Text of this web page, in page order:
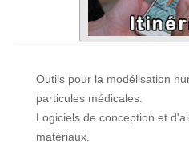
Outils pour la modélisation
particules médicales.
Logiciels de conception et
matériaux.